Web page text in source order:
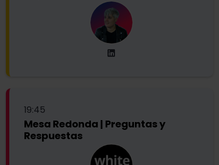
19:45
Mesa Redonda | Preguntas y
Respuestas